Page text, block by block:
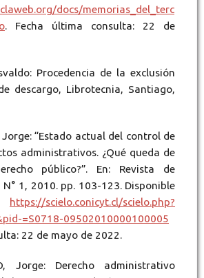
docs/memorias_del_terc
. Fecha última consulta: 22 de
Procedencia de la exclusión
descargo, Librotecnia, Santiago,
Jorge: “Estado actual del control de
administrativos. ¿Qué queda de
público?”. En: Revista de
N° 1, 2010. pp. 103-123. Disponible
https://scielo.conicyt.cl/scielo.php?
=S0718-09502010000100005
22 de mayo de 2022.
Jorge: Derecho administrativo